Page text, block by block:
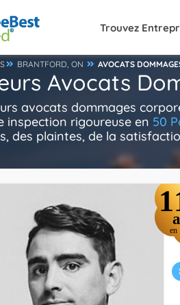
Trouvez
BRANTFORD, ON AVOCATS
Avocats
avocats dommages
inspection rigoureuse en 50
des plaintes, de la
en